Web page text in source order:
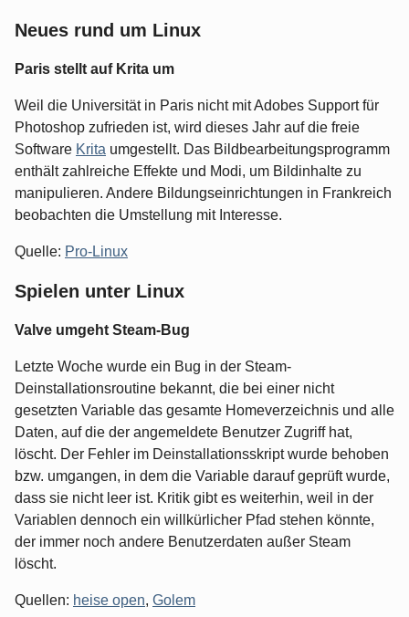
Neues rund um Linux
Paris stellt auf Krita um
Weil die Universität in Paris nicht mit Adobes Support für
Photoshop zufrieden ist, wird dieses Jahr auf die freie
Software Krita umgestellt. Das Bildbearbeitungsprogramm
enthält zahlreiche Effekte und Modi, um Bildinhalte zu
manipulieren. Andere Bildungseinrichtungen in Frankreich
beobachten die Umstellung mit Interesse.
Quelle: Pro-Linux
Spielen unter Linux
Valve umgeht Steam-Bug
Letzte Woche wurde ein Bug in der Steam-
Deinstallationsroutine bekannt, die bei einer nicht
gesetzten Variable das gesamte Homeverzeichnis und alle
Daten, auf die der angemeldete Benutzer Zugriff hat,
löscht. Der Fehler im Deinstallationsskript wurde behoben
bzw. umgangen, in dem die Variable darauf geprüft wurde,
dass sie nicht leer ist. Kritik gibt es weiterhin, weil in der
Variablen dennoch ein willkürlicher Pfad stehen könnte,
der immer noch andere Benutzerdaten außer Steam
löscht.
Quellen: heise open, Golem